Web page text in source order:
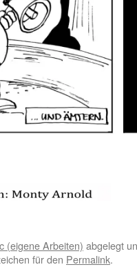
(eigene Arbeiten) abgelegt
für den Permalink.